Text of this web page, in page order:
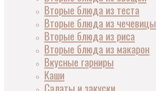
Вторые блюда из теста
Вторые блюда из чечевицы
Вторые блюда из риса
Вторые блюда из макарон
Вкусные гарниры
Каши
Салаты и закуски